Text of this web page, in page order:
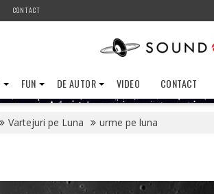
CONTACT
FUN DE AUTOR VIDEO CONTACT
Vartejuri pe Luna urme pe luna